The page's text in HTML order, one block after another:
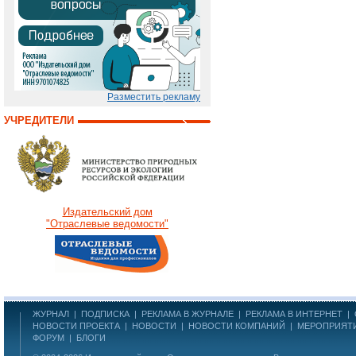
Разместить рекламу
УЧРЕДИТЕЛИ
Издательский дом
"Отраслевые ведомости"
ЖУРНАЛ | ПОДПИСКА | РЕКЛАМА В ЖУРНАЛЕ | РЕКЛАМА В ИНТЕРНЕТ |
НОВОСТИ ПРОЕКТА | НОВОСТИ | НОВОСТИ КОМПАНИЙ |
ФОРУМ | БЛОГИ